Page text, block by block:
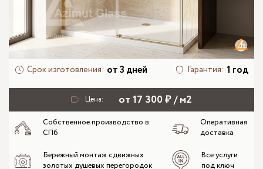
Срок изготовления: от 3 дней Гарантия: 1 год
Цена: от 17 300 ₽ / м2
Собственное производство в
СПб
Оперативная
доставка
Бережный монтаж сдвижных
золотых душевых перегородок
Все услуги
под ключ